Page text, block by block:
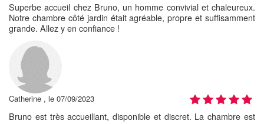
Superbe accueil chez Bruno, un homme convivial et chaleureux.
Notre chambre côté jardin était agréable, propre et suffisamment
grande. Allez y en confiance !
Catherine , le 07/09/2023
Bruno est très accueillant, disponible et discret. La chambre est